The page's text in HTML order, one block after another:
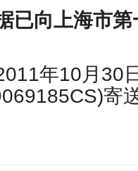
已向上海市
年10月30
寄